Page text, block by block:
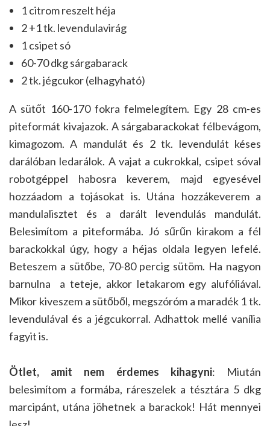
1 citrom reszelt héja
2 +1 tk. levendulavirág
1 csipet só
60-70 dkg sárgabarack
2 tk. jégcukor (elhagyható)
A sütőt 160-170 fokra felmelegítem. Egy 28 cm-es
piteformát kivajazok. A sárgabarackokat félbevágom,
kimagozom. A mandulát és 2 tk. levendulát késes
darálóban ledarálok. A vajat a cukrokkal, csipet sóval
robotgéppel habosra keverem, majd egyesével
hozzáadom a tojásokat is. Utána hozzákeverem a
mandulalisztet és a darált levendulás mandulát.
Belesimítom a piteformába. Jó sűrűn kirakom a fél
barackokkal úgy, hogy a héjas oldala legyen lefelé.
Beteszem a sütőbe, 70-80 percig sütöm. Ha nagyon
barnulna a teteje, akkor letakarom egy alufóliával.
Mikor kiveszem a sütőből, megszóróm a maradék 1 tk.
levendulával és a jégcukorral. Adhattok mellé vanília
fagyit is.
Ötlet, amit nem érdemes kihagyni: Miután
belesimítom a formába, ráreszelek a tésztára 5 dkg
marcipánt, utána jöhetnek a barackok! Hát mennyei